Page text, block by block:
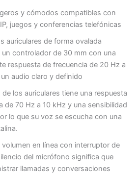
y cómodos compatibles con
juegos y conferencias telefónicas
auriculares de forma ovalada
controlador de 30 mm con una
respuesta de frecuencia de 20 Hz a
audio claro y definido
los auriculares tiene una respuesta
de 70 Hz a 10 kHz y una sensibilidad
lo que su voz se escucha con una
volumen en línea con interruptor de
del micrófono significa que
llamadas y conversaciones